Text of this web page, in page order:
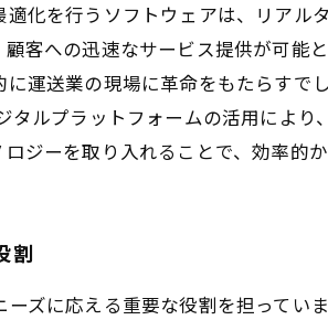
化を行うソフトウェアは、リア
客への迅速なサービス提供が可能
運送業の現場に革命をもたらす
ルプラットフォームの活用によ
ジーを取り入れることで、効率的
割
ズに応える重要な役割を担ってい